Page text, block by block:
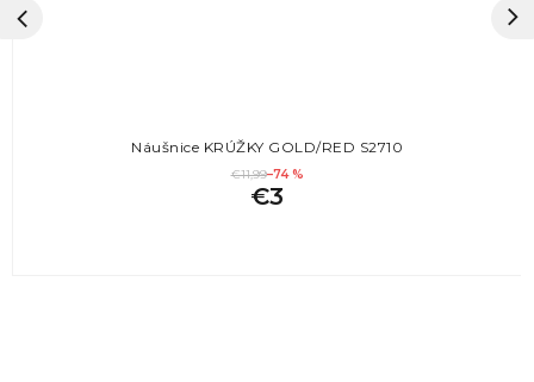
Náušnice KRÚŽKY GOLD/RED S2710
€11,99–74 %
€3